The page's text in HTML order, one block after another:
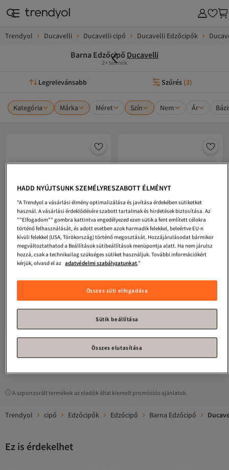
Trendyol Ducavelli Ducavelli cipő Ducavelli Edzőcipők
Barna Edzőcipő Ducavelli
2+ termék
Legrelevánsabb Szűrés (3)
Kategória Márka Méret Szín Nem Ár
22 417
cipők
Ingyenes szállítás
A szponzorált termékek az eladók által kiemelt promóciós ajánlatok.
Trendyol cipő Edzőcipők Edzőcipő Barna Edzőcipő
Ez is érdekelhet
HADD NYÚJTSUNK SZEMÉLYRESZABOTT ÉLMÉNYT
"A Trendyol a vásárlási élmény optimalizálása és javítása érdekében sütiketket
használ. A vásárlási érdeklődésére szabott tartalmak és hirdetések biztosítása. Az
""Elfogadom"" gombra kattintva engedélyezed ezen sütik a fent említett célokra
történő felhasználását, és adott esetben azok harmadik felekkel, beleértve EU-n
kívüli felekkel (USA, Törökország) történő megosztását. Hozzájárulásodat bármikor
megváltoztathatod a Beállítások sütibeállítások menüpontja alatt. Ha nem járulsz
hozzá, csak a technikailag szükséges sütiket használjuk. További információkért
kérjük, olvasd el az adatvédelmi szabályzatunkat."
Összes süti elfogadása
Sütik beállítása
Összes elutasítása